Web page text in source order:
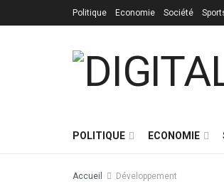
Politique Economie Société
POLITIQUE ECONOMIE
Accueil Développement